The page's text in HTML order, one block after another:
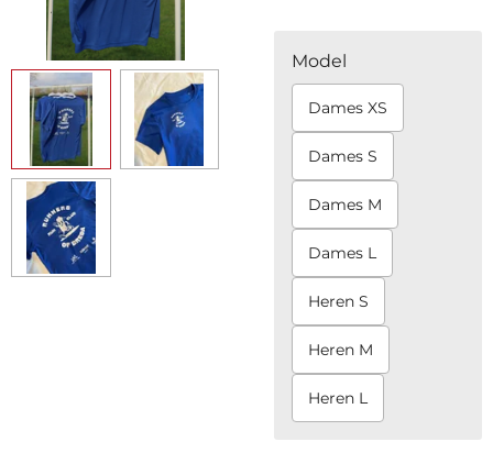
Model
Dames XS
Dames S
Dames M
Dames L
Heren S
Heren M
Heren L